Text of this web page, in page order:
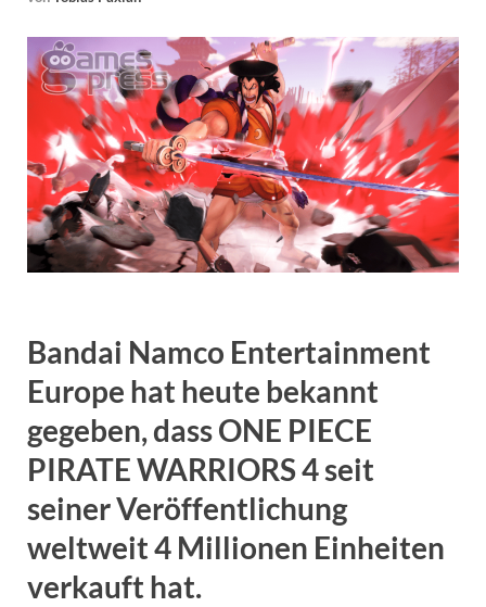
Bandai Namco Entertainment
Europe hat heute bekannt
gegeben, dass ONE PIECE
PIRATE WARRIORS 4 seit
seiner Veröffentlichung
weltweit 4 Millionen Einheiten
verkauft hat.